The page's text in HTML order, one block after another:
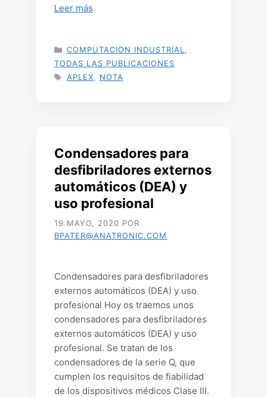
Leer más
CATEGORÍAS
COMPUTACION INDUSTRIAL
TODAS LAS PUBLICACIONES
ETIQUETAS
APLEX NOTA
Condensadores para
desfibriladores externos
automáticos (DEA) y
uso profesional
19 MAYO, 2020 POR
BPATER@ANATRONIC.COM
Condensadores para desfibriladores
externos automáticos (DEA) y uso
profesional Hoy os traemos unos
condensadores para desfibriladores
externos automáticos (DEA) y uso
profesional. Se tratan de los
condensadores de la serie Q, que
cumplen los requisitos de fiabilidad
de los dispositivos médicos Clase III.